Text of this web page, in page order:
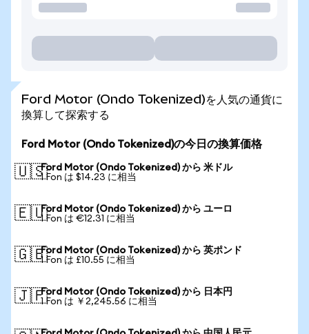
Ford Motor (Ondo Tokenized)を人気の通貨に
換算して探索する
Ford Motor (Ondo Tokenized)の今日の換算価格
🇺🇸Ford Motor (Ondo Tokenized) から 米ドル
1 Fon は $14.23 に相当
🇪🇺Ford Motor (Ondo Tokenized) から ユーロ
1 Fon は €12.31 に相当
🇬🇧Ford Motor (Ondo Tokenized) から 英ポンド
1 Fon は £10.55 に相当
🇯🇵Ford Motor (Ondo Tokenized) から 日本円
1 Fon は ￥2,245.56 に相当